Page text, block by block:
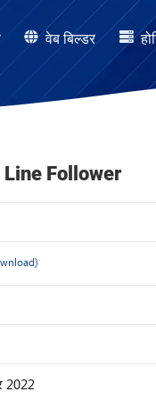
वेब बिल्डर
Follower
2022